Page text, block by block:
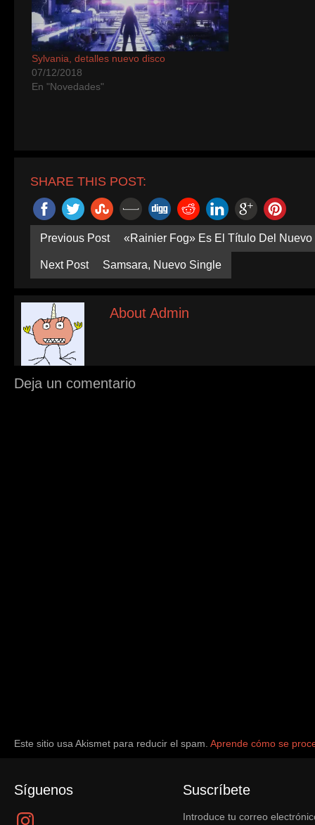
Sylvania, detalles nuevo disco
07/12/2018
En "Novedades"
SHARE THIS POST:
Previous Post «Rainier Fog» Es El Título Del
Next Post Samsara, Nuevo Single
About Admin
Deja un comentario
Este sitio usa Akismet para reducir el spam. Aprende cómo se
Síguenos
Instagram
Suscríbete
Introduce tu correo